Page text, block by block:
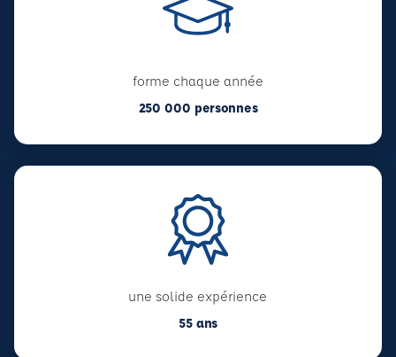
forme chaque année
250 000 personnes
une solide expérience
55 ans